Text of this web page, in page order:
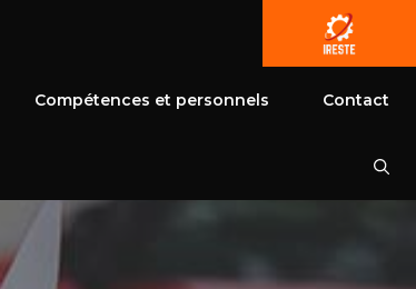
Compétences et personnels Contact